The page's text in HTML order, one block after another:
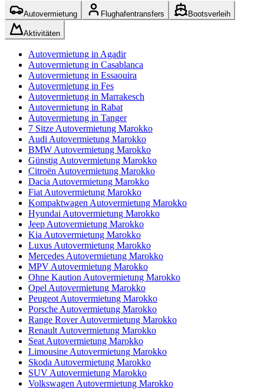
Autovermietung Flughafentransfers Bootsverleih
Aktivitäten
Autovermietung in Agadir
Autovermietung in Casablanca
Autovermietung in Essaouira
Autovermietung in Fes
Autovermietung in Marrakesch
Autovermietung in Rabat
Autovermietung in Tanger
7 Sitze Autovermietung Marokko
Audi Autovermietung Marokko
BMW Autovermietung Marokko
Günstig Autovermietung Marokko
Citroën Autovermietung Marokko
Dacia Autovermietung Marokko
Fiat Autovermietung Marokko
Kompaktwagen Autovermietung Marokko
Hyundai Autovermietung Marokko
Jeep Autovermietung Marokko
Kia Autovermietung Marokko
Luxus Autovermietung Marokko
Mercedes Autovermietung Marokko
MPV Autovermietung Marokko
Ohne Kaution Autovermietung Marokko
Opel Autovermietung Marokko
Peugeot Autovermietung Marokko
Porsche Autovermietung Marokko
Range Rover Autovermietung Marokko
Renault Autovermietung Marokko
Seat Autovermietung Marokko
Limousine Autovermietung Marokko
Skoda Autovermietung Marokko
SUV Autovermietung Marokko
Volkswagen Autovermietung Marokko